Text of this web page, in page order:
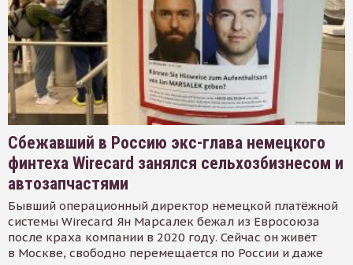
Сбежавший в Россию экс-глава немецкого
финтеха Wirecard занялся сельхозбизнесом и
автозапчастями
Бывший операционный директор немецкой платёжной
системы Wirecard Ян Марсалек бежал из Евросоюза
после краха компании в 2020 году. Сейчас он живёт
в Москве, свободно перемещается по России и даже